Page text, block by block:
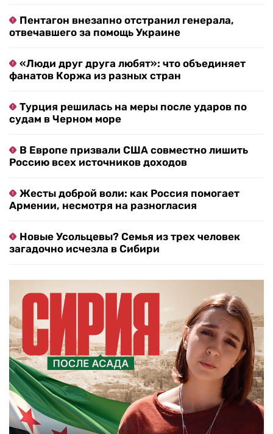
Пентагон внезапно отстранил генерала,
отвечавшего за помощь Украине
«Люди друг друга любят»: что объединяет
фанатов Коржа из разных стран
Турция решилась на меры после ударов по
судам в Черном море
В Европе призвали США совместно лишить
Россию всех источников доходов
Жесты доброй воли: как Россия помогает
Армении, несмотря на разногласия
Новые Усольцевы? Семья из трех человек
загадочно исчезла в Сибири